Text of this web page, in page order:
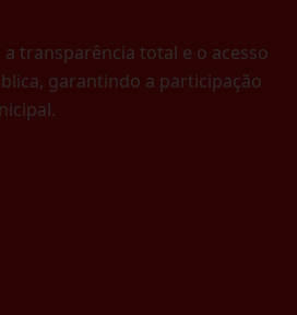
transparência total e o acesso
garantindo a participação